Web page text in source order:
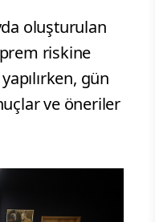
oluşturulan
riskine
gün
ve öneriler